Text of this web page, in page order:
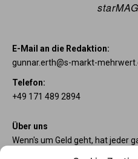
E-Mail an die Redaktion:
gunnar.erth@s-markt-
Telefon:
+49 171 489 2894
Über uns
Wenn's um Geld geht, hat jeder